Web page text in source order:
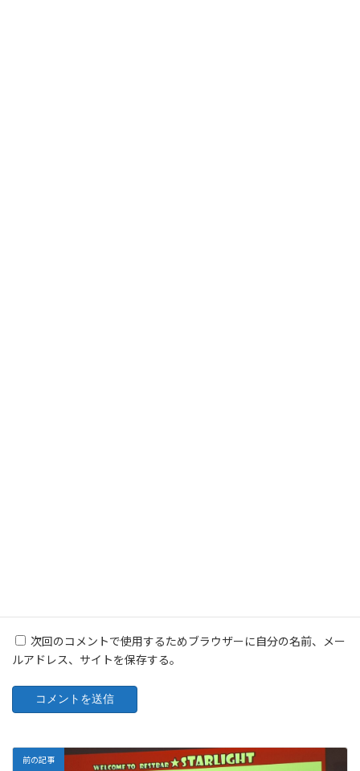
次回のコメントで使用するためブラウザーに自分の名前、メー
ルアドレス、サイトを保存する。
前の記事